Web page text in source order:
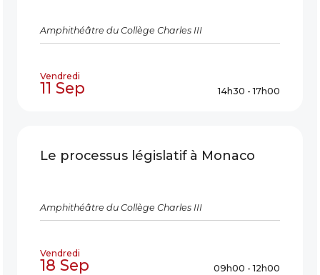
Amphithéâtre du Collège Charles III
Vendredi
11 Sep 14h30 - 17h00
Le processus législatif à Monaco
Amphithéâtre du Collège Charles III
Vendredi
18 Sep 09h00 - 12h00